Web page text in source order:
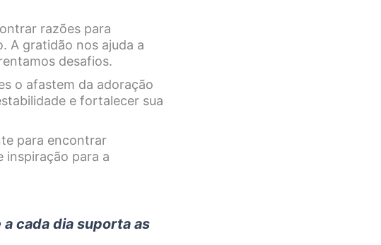
razões para
A gratidão nos ajuda a
desafios.
o afastem da adoração
e fortalecer sua
para encontrar
inspiração para a
a cada dia suporta as